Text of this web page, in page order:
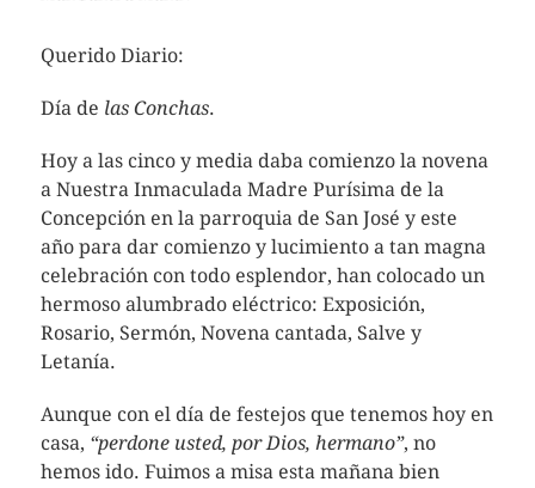
Querido Diario:
Día de las Conchas.
Hoy a las cinco y media daba comienzo la novena
a Nuestra Inmaculada Madre Purísima de la
Concepción en la parroquia de San José y este
año para dar comienzo y lucimiento a tan magna
celebración con todo esplendor, han colocado un
hermoso alumbrado eléctrico: Exposición,
Rosario, Sermón, Novena cantada, Salve y
Letanía.
Aunque con el día de festejos que tenemos hoy en
casa, “perdone usted, por Dios, hermano”, no
hemos ido. Fuimos a misa esta mañana bien